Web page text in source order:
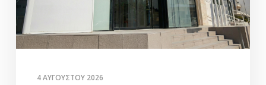
4 ΑΥΓΟΎΣΤΟΥ 2026